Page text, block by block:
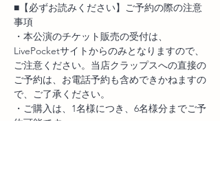
■【必ずお読みください】ご予約の際の注意
事項
・本公演のチケット販売の受付は、
LivePocketサイトからのみとなりますので、
ご注意ください。当店クラップスへの直接の
ご予約は、お電話予約も含めできかねますの
で、ご了承ください。
・ご購入は、1名様につき、6名様分までご予
約可能です。